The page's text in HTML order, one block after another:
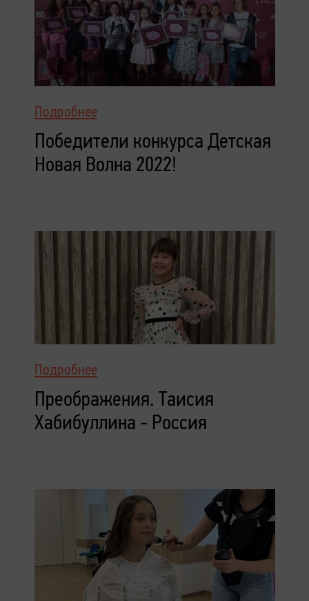
Подробнее
Победители конкурса Детская
Новая Волна 2022!
Подробнее
Преображения. Таисия
Хабибуллина - Россия